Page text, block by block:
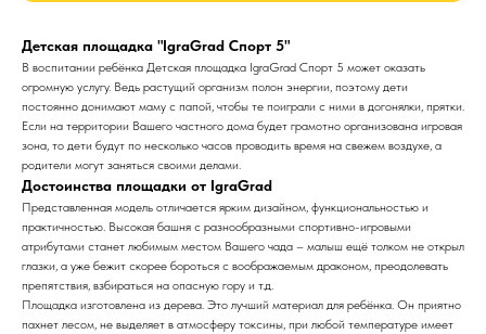
Детская площадка "IgraGrad Спорт 5"
В воспитании ребёнка Детская площадка IgraGrad Спорт 5 может оказать
огромную услугу. Ведь растущий организм полон энергии, поэтому дети
постоянно донимают маму с папой, чтобы те поиграли с ними в догонялки, прятки.
Если на территории Вашего частного дома будет грамотно организована игровая
зона, то дети будут по несколько часов проводить время на свежем воздухе, а
родители могут заняться своими делами.
Достоинства площадки от IgraGrad
Представленная модель отличается ярким дизайном, функциональностью и
практичностью. Высокая башня с разнообразными спортивно-игровыми
атрибутами станет любимым местом Вашего чада – малыш ещё толком не открыл
глазки, а уже бежит скорее бороться с воображаемым драконом, преодолевать
препятствия, взбираться на опасную гору и т.д.
Площадка изготовлена из дерева. Это лучший материал для ребёнка. Он приятно
пахнет лесом, не выделяет в атмосферу токсины, при любой температуре имеет